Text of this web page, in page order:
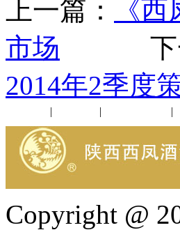
上一篇：
《
市场 下一
2014年2季度
| | |
Copyright @